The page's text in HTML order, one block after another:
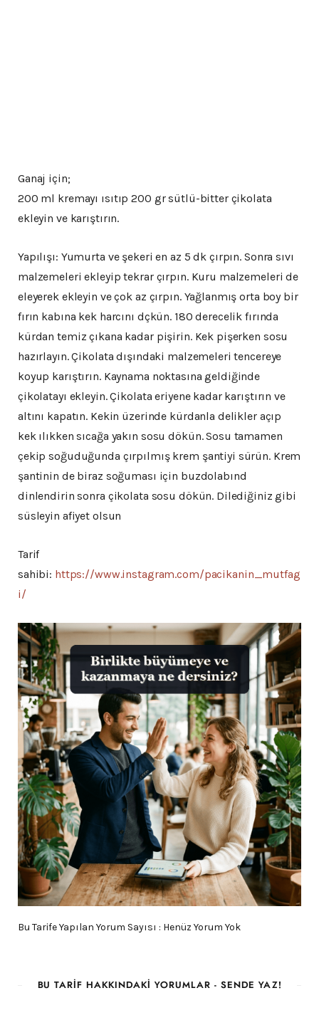
Ganaj için;
200 ml kremayı ısıtıp 200 gr sütlü-bitter çikolata
ekleyin ve karıştırın.
Yapılışı: Yumurta ve şekeri en az 5 dk çırpın. Sonra sıvı
malzemeleri ekleyip tekrar çırpın. Kuru malzemeleri de
eleyerek ekleyin ve çok az çırpın. Yağlanmış orta boy bir
fırın kabına kek harcını dçkün. 180 derecelik fırında
kürdan temiz çıkana kadar pişirin. Kek pişerken sosu
hazırlayın. Çikolata dışındaki malzemeleri tencereye
koyup karıştırın. Kaynama noktasına geldiğinde
çikolatayı ekleyin. Çikolata eriyene kadar karıştırın ve
altını kapatın. Kekin üzerinde kürdanla delikler açıp
kek ılıkken sıcağa yakın sosu dökün. Sosu tamamen
çekip soğuduğunda çırpılmış krem şantiyi sürün. Krem
şantinin de biraz soğuması için buzdolabınd
dinlendirin sonra çikolata sosu dökün. Dilediğiniz gibi
süsleyin afiyet olsun
Tarif
sahibi: https://www.instagram.com/pacikanin_mutfag
i/
Bu Tarife Yapılan Yorum Sayısı : Henüz Yorum Yok
BU TARIF HAKKINDAKI YORUMLAR - SENDE YAZ!